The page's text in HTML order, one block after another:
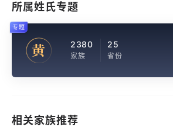
所属姓氏专题
黄 2380
家族
25
省份
专题
相关家族推荐